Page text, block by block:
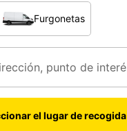
Furgonetas
el lugar de recogida